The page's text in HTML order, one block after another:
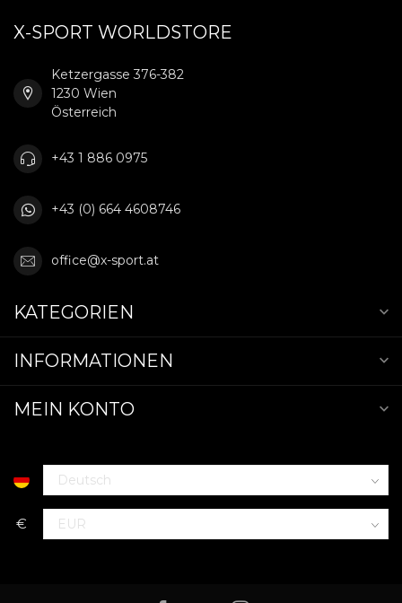
X-SPORT WORLDSTORE
Ketzergasse 376-382
1230 Wien
Österreich
+43 1 886 0975
+43 (0) 664 4608746
office@x-sport.at
KATEGORIEN
INFORMATIONEN
MEIN KONTO
€